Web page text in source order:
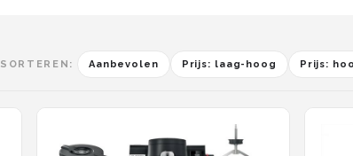
SORTEREN: Aanbevolen Prijs: laag-hoog Prijs: